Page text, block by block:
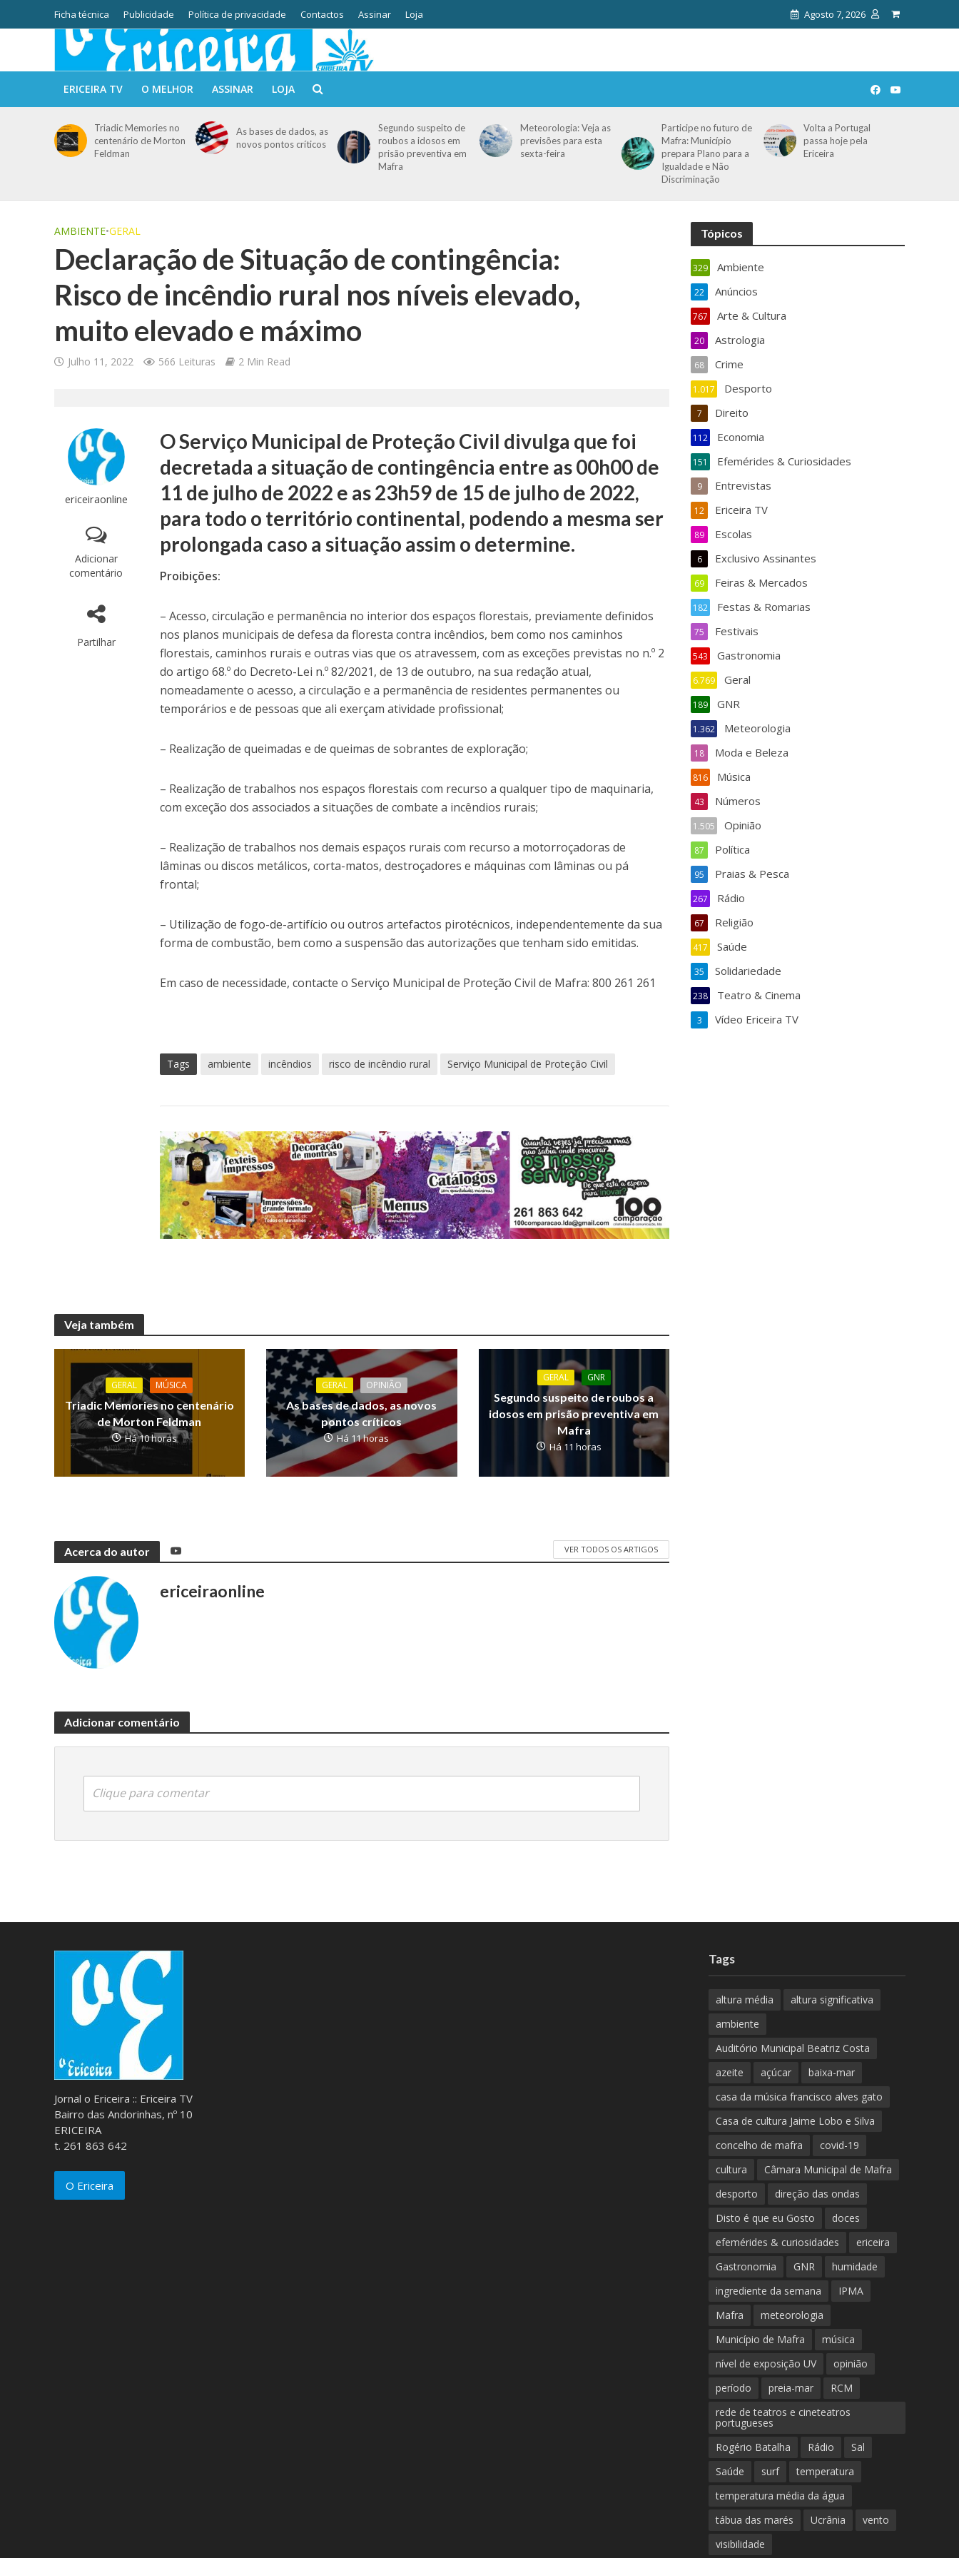
Ficha técnica Publicidade Política de privacidade Contactos Assinar Loja Agosto 7, 2026
ERICEIRA TV O MELHOR ASSINAR LOJA
Triadic Memories no
centenário de Morton
Feldman
As bases de dados, as
novos pontos críticos
Segundo suspeito de
roubos a idosos em
prisão preventiva em
Mafra
Meteorologia: Veja as
previsões para esta
sexta-feira
Participe no futuro de
Mafra: Município
prepara Plano para a
Igualdade e Não
Discriminação
Volta a Portugal
passa hoje pela
Ericeira
AMBIENTE•GERAL
Declaração de Situação de contingência:
Risco de incêndio rural nos níveis elevado,
muito elevado e máximo
Julho 11, 2022 566 Leituras 2 Min Read
ericeiraonline
Adicionar
comentário
Partilhar
O Serviço Municipal de Proteção Civil divulga que foi
decretada a situação de contingência entre as 00h00 de
11 de julho de 2022 e as 23h59 de 15 de julho de 2022,
para todo o território continental, podendo a mesma ser
prolongada caso a situação assim o determine.
Proibições:
– Acesso, circulação e permanência no interior dos espaços florestais, previamente definidos
nos planos municipais de defesa da floresta contra incêndios, bem como nos caminhos
florestais, caminhos rurais e outras vias que os atravessem, com as exceções previstas no n.º 2
do artigo 68.º do Decreto-Lei n.º 82/2021, de 13 de outubro, na sua redação atual,
nomeadamente o acesso, a circulação e a permanência de residentes permanentes ou
temporários e de pessoas que ali exerçam atividade profissional;
– Realização de queimadas e de queimas de sobrantes de exploração;
– Realização de trabalhos nos espaços florestais com recurso a qualquer tipo de maquinaria,
com exceção dos associados a situações de combate a incêndios rurais;
– Realização de trabalhos nos demais espaços rurais com recurso a motorroçadoras de
lâminas ou discos metálicos, corta-matos, destroçadores e máquinas com lâminas ou pá
frontal;
– Utilização de fogo-de-artifício ou outros artefactos pirotécnicos, independentemente da sua
forma de combustão, bem como a suspensão das autorizações que tenham sido emitidas.
Em caso de necessidade, contacte o Serviço Municipal de Proteção Civil de Mafra: 800 261 261
Tags ambiente incêndios risco de incêndio rural Serviço Municipal de Proteção Civil
Veja também
GERAL MÚSICA
Triadic Memories no centenário
de Morton Feldman
Há 10 horas
GERAL OPINIÃO
As bases de dados, as novos
pontos críticos
Há 11 horas
GERAL GNR
Segundo suspeito de roubos a
idosos em prisão preventiva em
Mafra
Há 11 horas
Acerca do autor VER TODOS OS ARTIGOS
ericeiraonline
Adicionar comentário
Clique para comentar
Tópicos
Ambiente
329
Anúncios
22
Arte & Cultura
767
Astrologia
20
Crime
68
Desporto
1.017
Direito
7
Economia
112
Efemérides & Curiosidades
151
Entrevistas
9
Ericeira TV
12
Escolas
89
Exclusivo Assinantes
6
Feiras & Mercados
69
Festas & Romarias
182
Festivais
75
Gastronomia
543
Geral
6.769
GNR
189
Meteorologia
1.362
Moda e Beleza
18
Música
816
Números
43
Opinião
1.505
Política
87
Praias & Pesca
95
Rádio
267
Religião
67
Saúde
417
Solidariedade
35
Teatro & Cinema
238
Vídeo Ericeira TV
3
Jornal o Ericeira :: Ericeira TV
Bairro das Andorinhas, nº 10
ERICEIRA
t. 261 863 642
O Ericeira
Tags
altura média
altura significativa
ambiente
Auditório Municipal Beatriz Costa
azeite
açúcar
baixa-mar
casa da música francisco alves gato
Casa de cultura Jaime Lobo e Silva
concelho de mafra
covid-19
cultura
Câmara Municipal de Mafra
desporto
direção das ondas
Disto é que eu Gosto
doces
efemérides & curiosidades
ericeira
Gastronomia
GNR
humidade
ingrediente da semana
IPMA
Mafra
meteorologia
Município de Mafra
música
nível de exposição UV
opinião
período
preia-mar
RCM
rede de teatros e cineteatros
portugueses
Rogério Batalha
Rádio
Sal
Saúde
surf
temperatura
temperatura média da água
tábua das marés
Ucrânia
vento
visibilidade